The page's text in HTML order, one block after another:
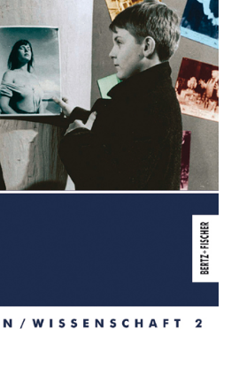
Untermenü